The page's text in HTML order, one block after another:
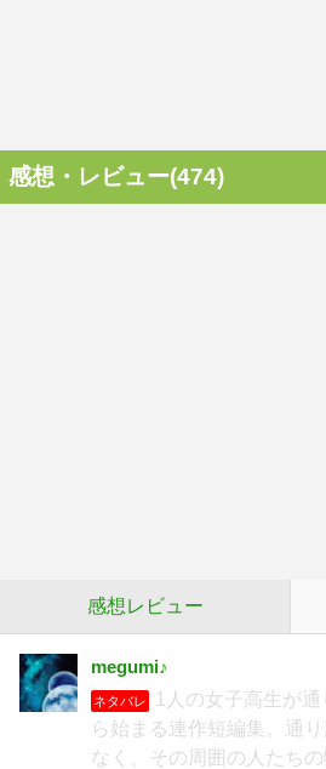
感想・レビュー(474)
感想レビュー
megumi♪
ネタバレ
1人の女子高生が
ら始まる連作短編集。通
なく、その周囲の人たち